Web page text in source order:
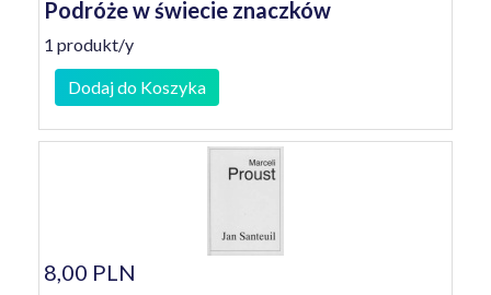
Podróże w świecie znaczków
1 produkt/y
Dodaj do Koszyka
8,00 PLN